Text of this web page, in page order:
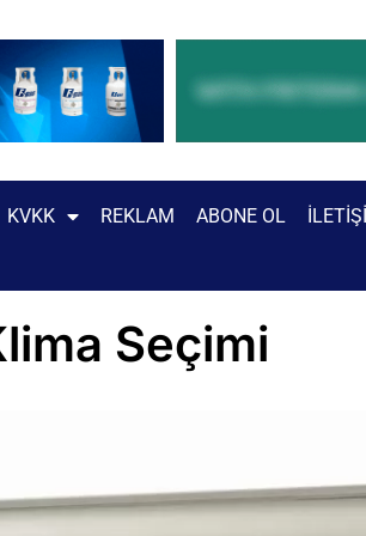
KVKK REKLAM ABONE OL
Seçimi